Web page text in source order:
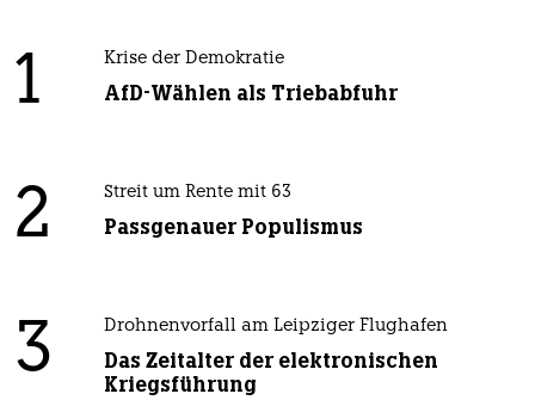
1 Krise der Demokratie
AfD-Wählen als Triebabfuhr
2 Streit um Rente mit 63
Passgenauer Populismus
3 Drohnenvorfall am Leipziger Flughafen
Das Zeitalter der elektronischen
Kriegsführung